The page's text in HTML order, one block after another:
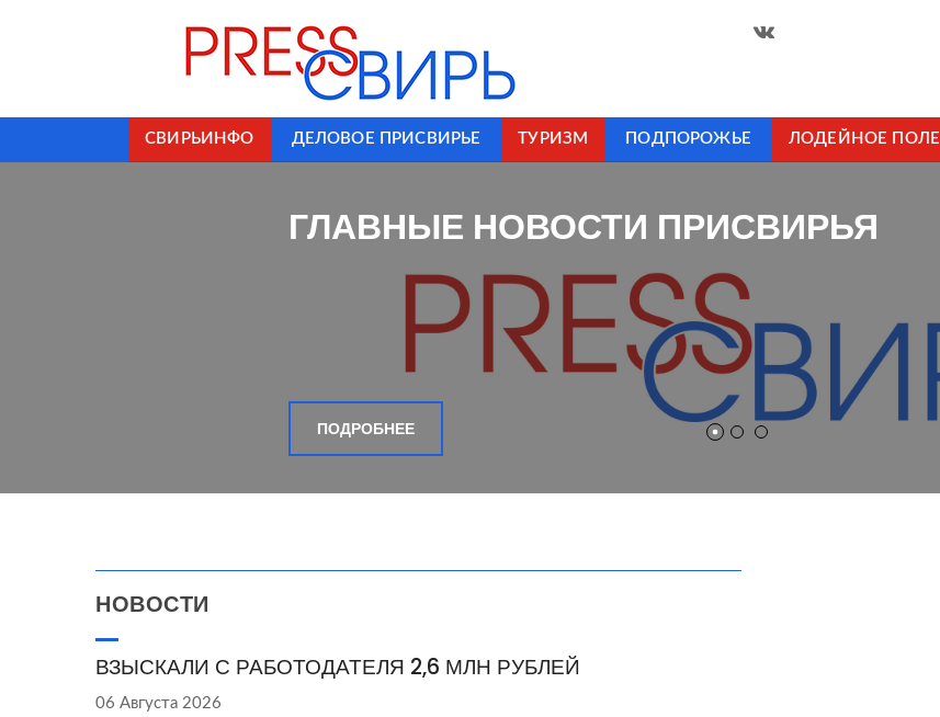
СВИРЬИНФО ДЕЛОВОЕ ПРИСВИРЬЕ ТУРИЗМ ПОДПОРОЖЬЕ ЛОДЕЙНОЕ ПОЛЕ
ГЛАВНЫЕ НОВОСТИ ПРИСВИРЬЯ
ПОДРОБНЕЕ
НОВОСТИ
ВЗЫСКАЛИ С РАБОТОДАТЕЛЯ 2,6 МЛН РУБЛЕЙ
06 Августа 2026